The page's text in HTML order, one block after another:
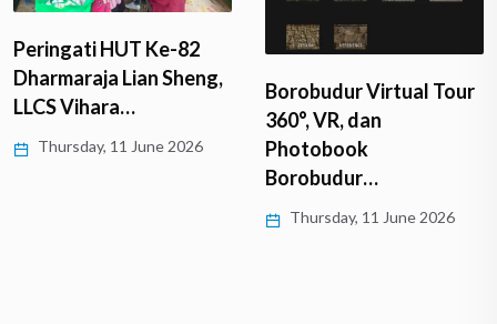
Peringati HUT Ke-82
Dharmaraja Lian Sheng,
LLCS Vihara…
Thursday, 11 June 2026
Borobudur Virtual Tour
360°, VR, dan
Photobook
Borobudur…
Thursday, 11 June 2026